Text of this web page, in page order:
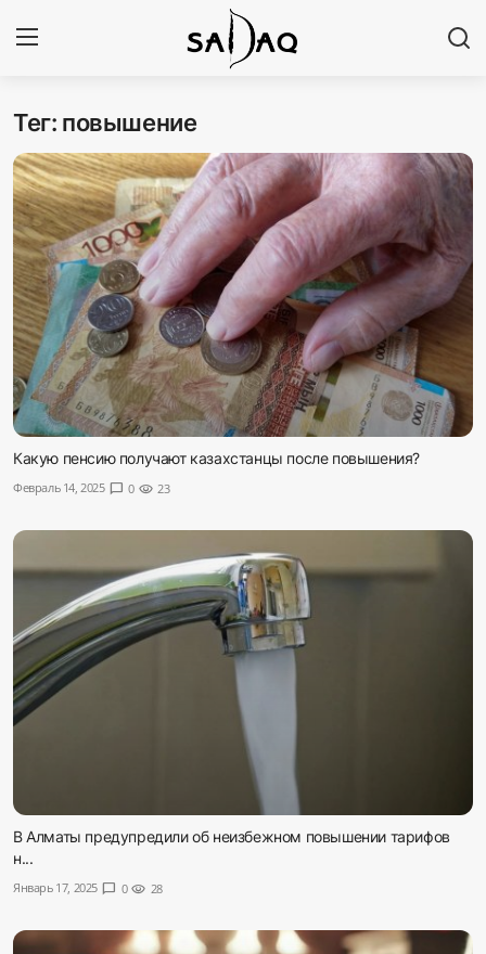
Авторизоваться
Главная
Наши контакты
Новости
Политика
Галерея
Экономика
Sadaq TV
Спорт
Мир
Тег: повышение
Какую пенсию получают казахстанцы после повышения?
Февраль 14, 2025 chat_bubble 0 visibility 23
В Алматы предупредили об неизбежном повышении тарифов
н...
Январь 17, 2025 chat_bubble 0 visibility 28